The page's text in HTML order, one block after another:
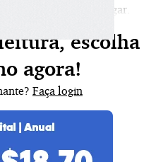
insiste em se prolongar.
escolha
agora!
Faça login